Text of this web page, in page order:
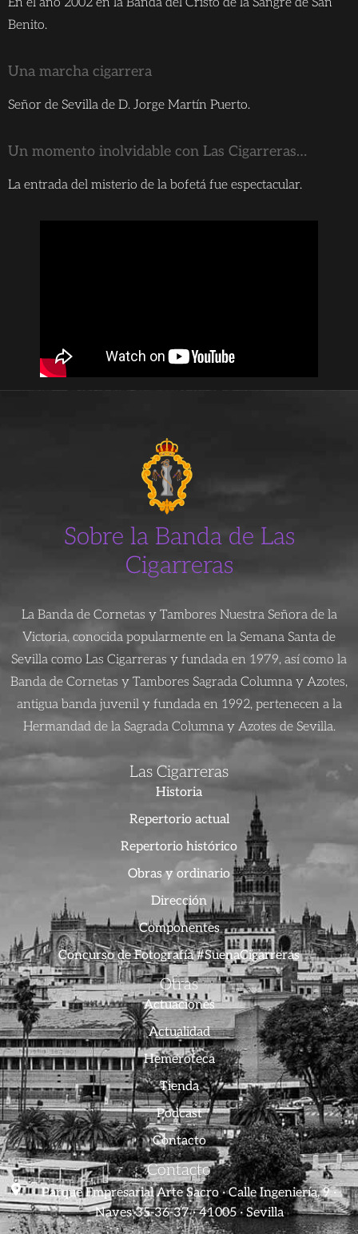
Benito.
Una marcha cigarrera
Señor de Sevilla de D. Jorge Martín Puerto.
Un momento inolvidable con Las Cigarreras…
La entrada del misterio de la bofetá fue espectacular.
Sobre la Banda de Las
Cigarreras
La Banda de Cornetas y Tambores Nuestra Señora de la
Victoria, conocida popularmente en la Semana Santa de
Sevilla como Las Cigarreras y fundada en 1979, así como la
Banda de Cornetas y Tambores Sagrada Columna y Azotes,
antigua banda juvenil y fundada en 1992, pertenecen a la
Hermandad de la Sagrada Columna y Azotes de Sevilla.
Las Cigarreras
Historia
Repertorio actual
Repertorio histórico
Obras y ordinario
Dirección
Componentes
Concurso de Fotografía #SuenaCigarreras
Otras
Actuaciones
Actualidad
Hemeroteca
Tienda
Podcast
Contacto
Contacto
Parque Empresarial Arte Sacro · Calle Ingeniería, 9 ·
Naves 35-36-37 · 41005 · Sevilla